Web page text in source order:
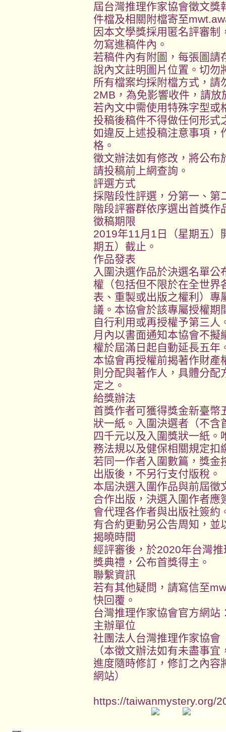
屆台灣推理作家協會徵文獎
件檔及相關附檔寄至
因本文學獎採用匿名評審
勿寫進稿件內。
若稿件內有附圖，每張圖
說內文註明圖片位置。切勿
所有檔案均採附檔方式，請
2MB，為免影響收件，請
若內文中需使用特殊字型或
投稿後稿件不得做任何形式
如違反上述投稿注意事項，
格。
徵文辦法如有修改，將公布
請投稿前上網查詢。
評選方式
採階段性評選，分第一、第
階段評審群依序選出首獎作
徵稿期限
2019年11月1日（星期五）
期五）截止。
作品發表
入圍決選作品於決選名單
權（包括但不限於在全世界
表、重製或出版之權利）專
議。本協會於該專屬授權期
自行利用或再授權予第三
月內以書面通知本協會不擬
權於屆滿日起自動延長五年
本協會再授權前揭著作財產
則分配與著作人，具體分配
定之。
給獎辦法
首獎作者可獲得獎金新臺幣
狀一紙。入圍決選者（不含
四千元以及入圍獎狀一紙。
務法規以及健保相關規定扣
若同一作者入圍數篇，獎金
出版後，不另行支付版稅。
本屆決選入圍作品與前屆徵
合作出版，決選入圍作者應
會代理各作者與出版社簽約
有合約更動另公告周知，並
揭曉時間
經評審後，於2020年台灣
獎典禮，公布首獎得主。
聯繫資訊
若有其他疑問，請寫信至
快回覆。
台灣推理作家協會官方網
主辦單位
社團法人台灣推理作家協會
（本徵文辦法如有未盡事
進度隨時修訂，修訂之內容
網站）
https://taiwanmystery.org/